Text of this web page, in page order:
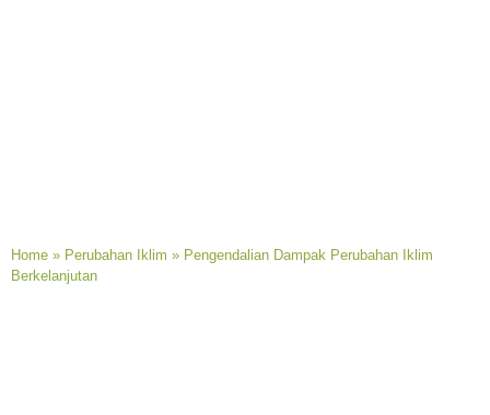
Home » Perubahan Iklim » Pengendalian Dampak Perubahan Iklim
Berkelanjutan